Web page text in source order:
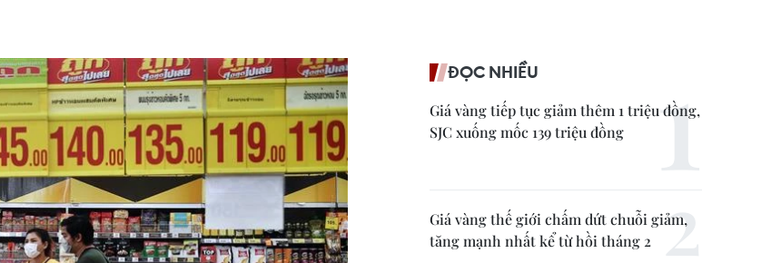
ĐỌC NHIỀU
Giá vàng tiếp tục giảm thêm 1 triệu đồng,
SJC xuống mốc 139 triệu đồng
Giá vàng thế giới chấm dứt chuỗi giảm,
tăng mạnh nhất kể từ hồi tháng 2